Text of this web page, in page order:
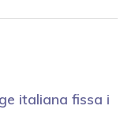
italiana fissa i